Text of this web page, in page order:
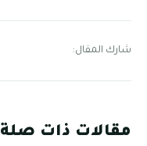
شارك المقال:
مقالات ذات صلة